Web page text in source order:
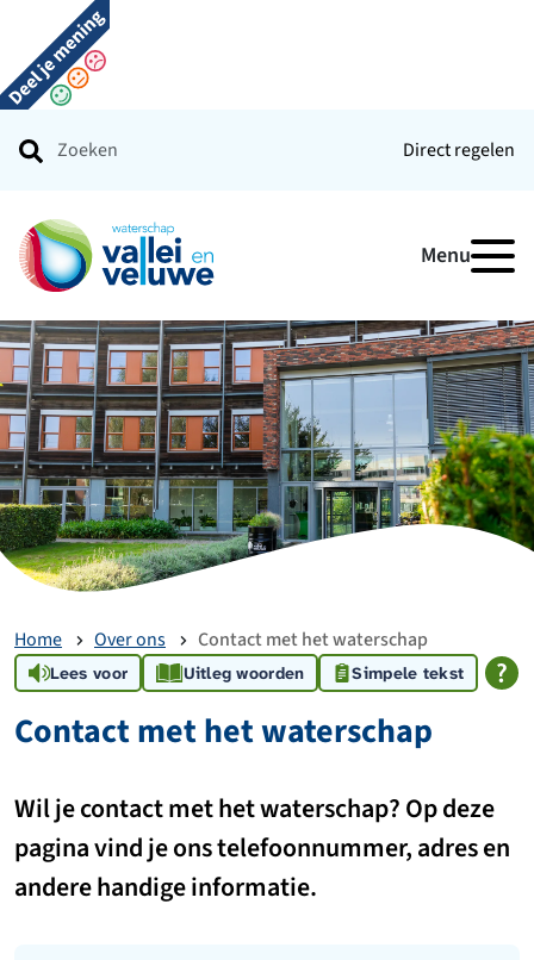
Direct regelen
Menu
Home Over ons Contact met het waterschap
Lees voor Uitleg woorden Simpele tekst
Contact met het waterschap
Wil je contact met het waterschap? Op deze
pagina vind je ons telefoonnummer, adres en
andere handige informatie.